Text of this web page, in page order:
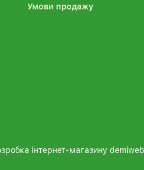
Умови продажу
інтернет-магазину